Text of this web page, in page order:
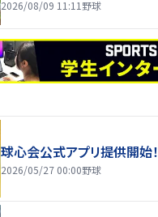
2026/08/09 11:11 野球
球心会公式アプリ提供開始！
2026/05/27 00:00野球